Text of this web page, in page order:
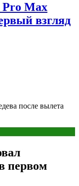
Pro Max
взгляд
после вылета
первом